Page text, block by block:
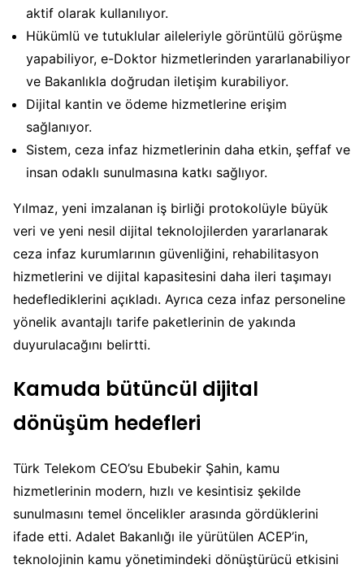
aktif olarak kullanılıyor.
Hükümlü ve tutuklular aileleriyle görüntülü görüşme
yapabiliyor, e-Doktor hizmetlerinden yararlanabiliyor
ve Bakanlıkla doğrudan iletişim kurabiliyor.
Dijital kantin ve ödeme hizmetlerine erişim
sağlanıyor.
Sistem, ceza infaz hizmetlerinin daha etkin, şeffaf ve
insan odaklı sunulmasına katkı sağlıyor.
Yılmaz, yeni imzalanan iş birliği protokolüyle büyük
veri ve yeni nesil dijital teknolojilerden yararlanarak
ceza infaz kurumlarının güvenliğini, rehabilitasyon
hizmetlerini ve dijital kapasitesini daha ileri taşımayı
hedeflediklerini açıkladı. Ayrıca ceza infaz personeline
yönelik avantajlı tarife paketlerinin de yakında
duyurulacağını belirtti.
Kamuda bütüncül dijital
dönüşüm hedefleri
Türk Telekom CEO’su Ebubekir Şahin, kamu
hizmetlerinin modern, hızlı ve kesintisiz şekilde
sunulmasını temel öncelikler arasında gördüklerini
ifade etti. Adalet Bakanlığı ile yürütülen ACEP’in,
teknolojinin kamu yönetimindeki dönüştürücü etkisini